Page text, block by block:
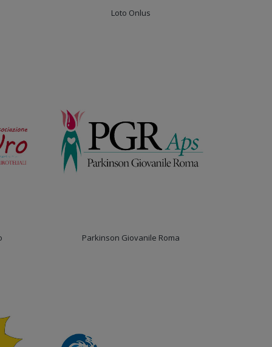
Loto Onlus
Parkinson Giovanile Roma